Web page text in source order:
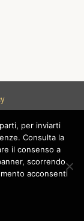
per inviarti
Consulta la
il consenso a
scorrendo
acconsenti